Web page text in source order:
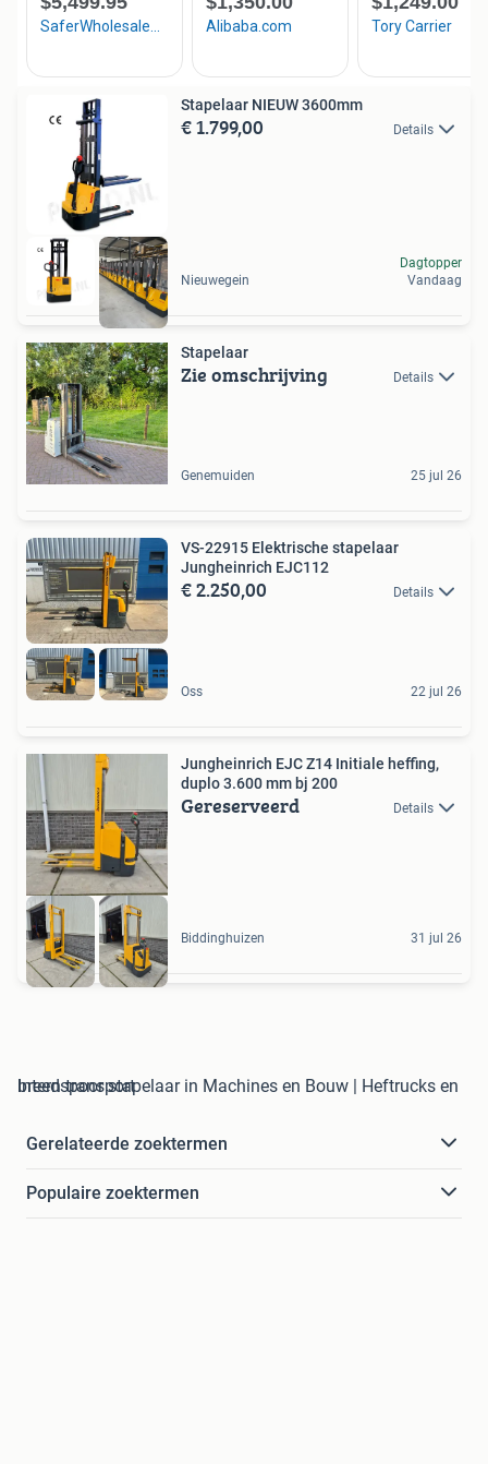
Stapelaar NIEUW 3600mm
€ 1.799,00 Details
Nieuwegein
Dagtopper
Vandaag
Stapelaar
Zie omschrijving Details
Genemuiden 25 jul 26
VS-22915 Elektrische stapelaar
Jungheinrich EJC112
€ 2.250,00 Details
Oss 22 jul 26
Jungheinrich EJC Z14 Initiale heffing,
duplo 3.600 mm bj 200
Gereserveerd Details
Biddinghuizen 31 jul 26
breedspoor stapelaar in Machines en Bouw | Heftrucks en Intern transport
Gerelateerde zoektermen
Populaire zoektermen